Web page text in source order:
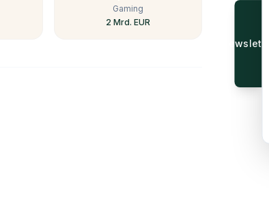
Gaming
2 Mrd. EUR